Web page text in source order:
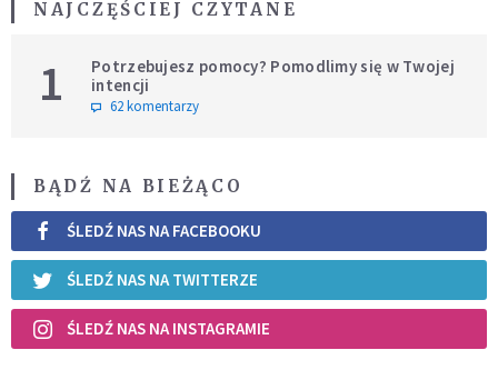
NAJCZĘŚCIEJ CZYTANE
1
Potrzebujesz pomocy? Pomodlimy się w Twojej
intencji
62 komentarzy
BĄDŹ NA BIEŻĄCO
ŚLEDŹ NAS NA FACEBOOKU
ŚLEDŹ NAS NA TWITTERZE
ŚLEDŹ NAS NA INSTAGRAMIE